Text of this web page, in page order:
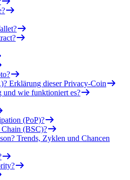
Erklärung dieser Privacy-Coin
wie funktioniert es?
(PoP)?
Chain (BSC)?
Trends, Zyklen und Chancen